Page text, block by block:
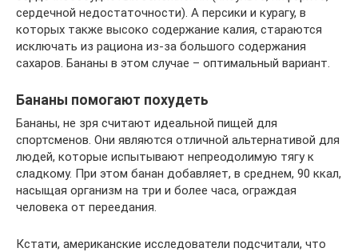
сердечной недостаточности). А персики и курагу, в
которых также высоко содержание калия, стараются
исключать из рациона из-за большого содержания
сахаров. Бананы в этом случае – оптимальный вариант.
Бананы помогают похудеть
Бананы, не зря считают идеальной пищей для
спортсменов. Они являются отличной альтернативой для
людей, которые испытывают непреодолимую тягу к
сладкому. При этом банан добавляет, в среднем, 90 ккал,
насыщая организм на три и более часа, ограждая
человека от переедания.
Кстати, американские исследователи подсчитали, что